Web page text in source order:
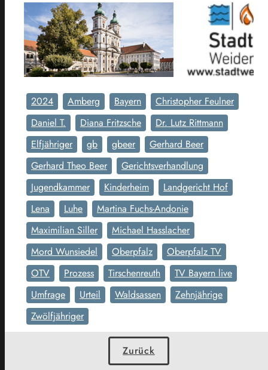
2024 Amberg Bayern
Christopher Feulner
Daniel T.
Diana Fritzsche
Dr. Lutz Rittmann
Elfjähriger
gb gbeer
Gerhard Beer
Gerhard Theo Beer
Gerichtsverhandlung
Jugendkammer
Kinderheim
Landgericht Hof
Lena
Luhe
Martina Fuchs-Andonie
Maximilian Siller
Michael Hasslacher
Mord Wunsiedel
Oberpfalz
Oberpfalz TV
OTV
Prozess Tirschenreuth
TV Bayern live
Umfrage
Urteil Waldsassen
Zehnjährige
Zwölfjähriger
Zurück